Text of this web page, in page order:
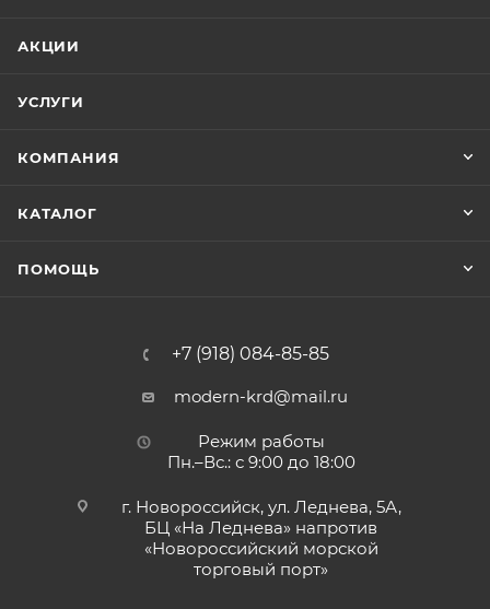
АКЦИИ
УСЛУГИ
КОМПАНИЯ
КАТАЛОГ
ПОМОЩЬ
+7 (918) 084-85-85
modern-krd@mail.ru
Режим работы
Пн.–Вс.: с 9:00 до 18:00
г. Новороссийск, ул. Леднева, 5А,
БЦ «На Леднева» напротив
«Новороссийский морской
торговый порт»